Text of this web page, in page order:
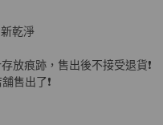
乾淨
放痕跡，售出後不接受退貨❗️
售出了❗️